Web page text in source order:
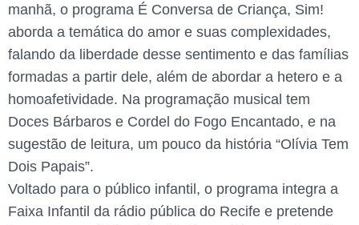
manhã, o programa É Conversa de Criança, Sim!
aborda a temática do amor e suas complexidades,
falando da liberdade desse sentimento e das famílias
formadas a partir dele, além de abordar a hetero e a
homoafetividade. Na programação musical tem
Doces Bárbaros e Cordel do Fogo Encantado, e na
sugestão de leitura, um pouco da história “Olívia Tem
Dois Papais”.
Voltado para o público infantil, o programa integra a
Faixa Infantil da rádio pública do Recife e pretende